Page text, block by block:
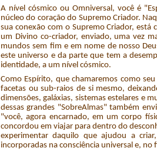
A nível cósmico ou Omniversal, você é
núcleo do coração do Supremo Criador.
sua conexão com o Supremo Criador, está
um Divino co-criador, enviado, uma vez
mundos sem fim e em nome de nosso
este universo e da parte que tem a
identidade, a um nível cósmico.
Como Espírito, que chamaremos como
facetas ou sub-raios de si mesmo,
dimensões, galáxias, sistemas estelares e
dessas grandes "SobreAlmas" também
"você, agora encarnado, em um corpo
concordou em viajar para dentro do
experimentar daquilo que ajudou a
incorporadas na consciência universal e,